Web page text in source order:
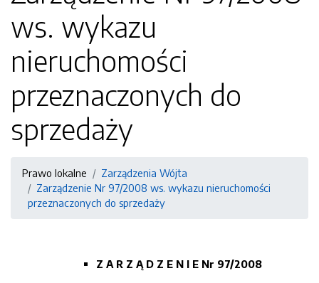
ws. wykazu
nieruchomości
przeznaczonych do
sprzedaży
Prawo lokalne
Zarządzenia Wójta
Zarządzenie Nr 97/2008 ws. wykazu nieruchomości
przeznaczonych do sprzedaży
Z A R Z Ą D Z E N I E Nr 97/2008